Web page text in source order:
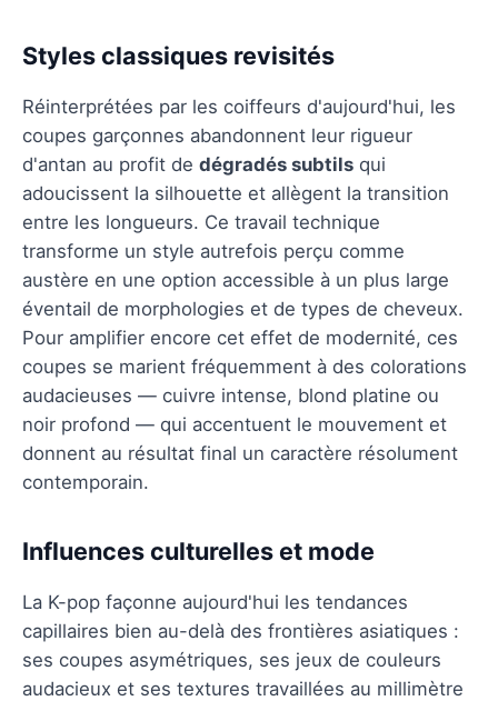
Styles classiques revisités
Réinterprétées par les coiffeurs d'aujourd'hui, les
coupes garçonnes abandonnent leur rigueur
d'antan au profit de dégradés subtils qui
adoucissent la silhouette et allègent la transition
entre les longueurs. Ce travail technique
transforme un style autrefois perçu comme
austère en une option accessible à un plus large
éventail de morphologies et de types de cheveux.
Pour amplifier encore cet effet de modernité, ces
coupes se marient fréquemment à des colorations
audacieuses — cuivre intense, blond platine ou
noir profond — qui accentuent le mouvement et
donnent au résultat final un caractère résolument
contemporain.
Influences culturelles et mode
La K-pop façonne aujourd'hui les tendances
capillaires bien au-delà des frontières asiatiques :
ses coupes asymétriques, ses jeux de couleurs
audacieux et ses textures travaillées au millimètre